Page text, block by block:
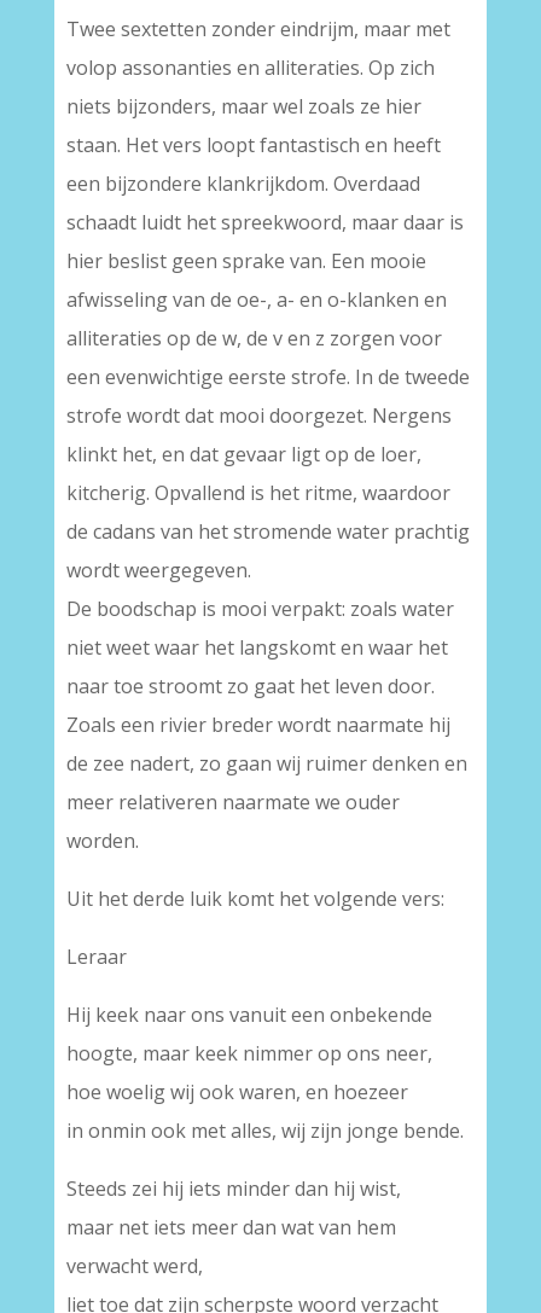
Twee sextetten zonder eindrijm, maar met
volop assonanties en alliteraties. Op zich
niets bijzonders, maar wel zoals ze hier
staan. Het vers loopt fantastisch en heeft
een bijzondere klankrijkdom. Overdaad
schaadt luidt het spreekwoord, maar daar is
hier beslist geen sprake van. Een mooie
afwisseling van de oe-, a- en o-klanken en
alliteraties op de w, de v en z zorgen voor
een evenwichtige eerste strofe. In de tweede
strofe wordt dat mooi doorgezet. Nergens
klinkt het, en dat gevaar ligt op de loer,
kitcherig. Opvallend is het ritme, waardoor
de cadans van het stromende water prachtig
wordt weergegeven.
De boodschap is mooi verpakt: zoals water
niet weet waar het langskomt en waar het
naar toe stroomt zo gaat het leven door.
Zoals een rivier breder wordt naarmate hij
de zee nadert, zo gaan wij ruimer denken en
meer relativeren naarmate we ouder
worden.
Uit het derde luik komt het volgende vers:
Leraar
Hij keek naar ons vanuit een onbekende
hoogte, maar keek nimmer op ons neer,
hoe woelig wij ook waren, en hoezeer
in onmin ook met alles, wij zijn jonge bende.
Steeds zei hij iets minder dan hij wist,
maar net iets meer dan wat van hem
verwacht werd,
liet toe dat zijn scherpste woord verzacht